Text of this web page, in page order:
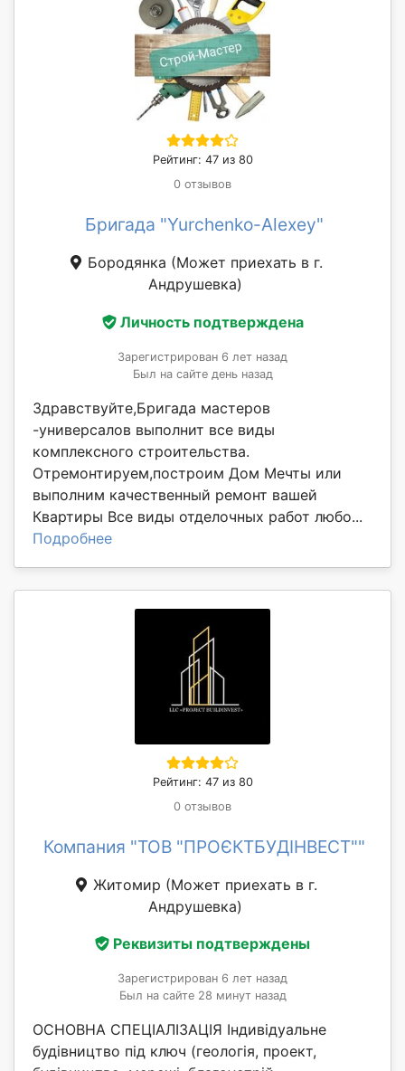
Рейтинг: 47 из 80
0 отзывов
Бригада "Yurchenko-Alexey"
Бородянка (Может приехать в г.
Андрушевка)
Личность подтверждена
Зарегистрирован 6 лет назад
Был на сайте день назад
Здравствуйте,Бригада мастеров
-универсалов выполнит все виды
комплексного строительства.
Отремонтируем,построим Дом Мечты или
выполним качественный ремонт вашей
Квартиры Все виды отделочных работ любо...
Подробнее
Рейтинг: 47 из 80
0 отзывов
Компания "ТОВ "ПРОЄКТБУДІНВЕСТ""
Житомир (Может приехать в г.
Андрушевка)
Реквизиты подтверждены
Зарегистрирован 6 лет назад
Был на сайте 28 минут назад
ОСНОВНА СПЕЦІАЛІЗАЦІЯ Індивідуальне
будівництво під ключ (геологія, проект,